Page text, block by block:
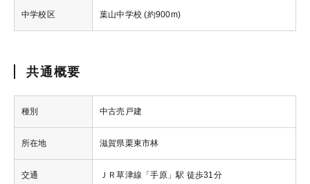
中学校区 葉山中学校 (約900m)
共通概要
種別 中古売戸建
所在地 滋賀県栗東市林
交通 ＪＲ草津線「手原」駅 徒歩31分